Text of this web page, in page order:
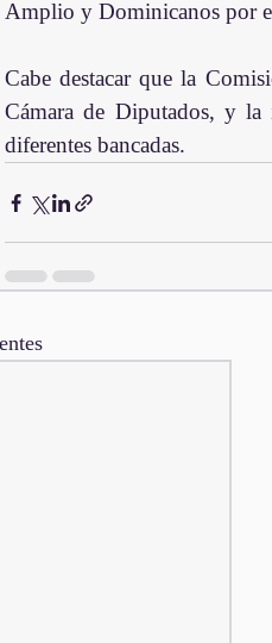
Amplio y Dominicanos por
Cabe destacar que la
Cámara de Diputados, y
diferentes bancadas.